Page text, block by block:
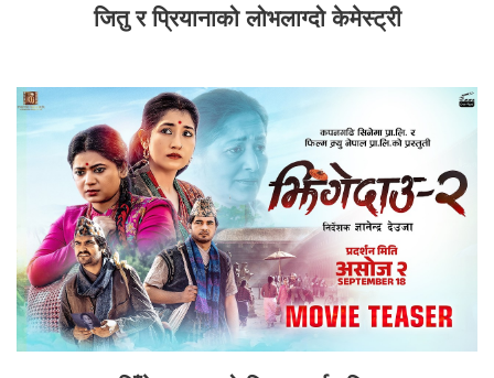
जितु र प्रियानाको लोभलाग्दो केमेस्ट्री